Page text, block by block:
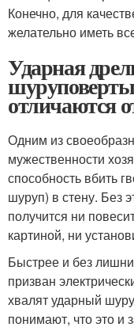
Конечно, для
желательно иметь
Ударная
отличаются
Одним из
мужественности
способность вбить
шуруп) в стену. Без
получится ни
картиной, ни
Быстрее и без
призван
хвалят ударный
понимают, что это и